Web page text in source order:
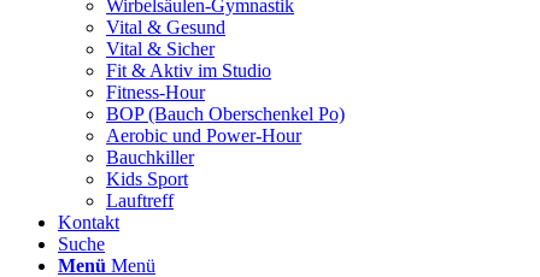
Wirbelsäulen-Gymnastik
Vital & Gesund
Vital & Sicher
Fit & Aktiv im Studio
Fitness-Hour
BOP (Bauch Oberschenkel Po)
Aerobic und Power-Hour
Bauchkiller
Kids Sport
Lauftreff
Kontakt
Suche
Menü Menü